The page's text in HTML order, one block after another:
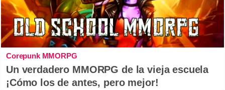
Corepunk MMORPG
Un verdadero MMORPG de la vieja escuela
¡Cómo los de antes, pero mejor!